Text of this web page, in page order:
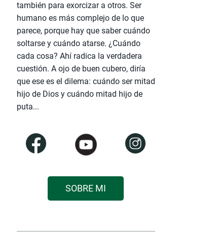
también para exorcizar a otros. Ser
humano es más complejo de lo que
parece, porque hay que saber cuándo
soltarse y cuándo atarse. ¿Cuándo
cada cosa? Ahí radica la verdadera
cuestión. A ojo de buen cubero, diría
que ese es el dilema: cuándo ser mitad
hijo de Dios y cuándo mitad hijo de
puta...
SOBRE MI